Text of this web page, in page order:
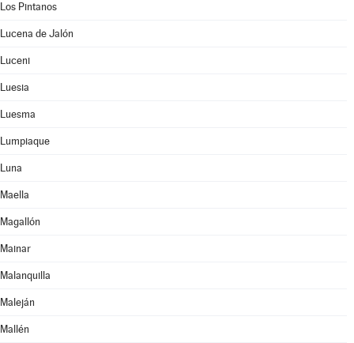
Los Pintanos
Lucena de Jalón
Luceni
Luesia
Luesma
Lumpiaque
Luna
Maella
Magallón
Mainar
Malanquilla
Maleján
Mallén